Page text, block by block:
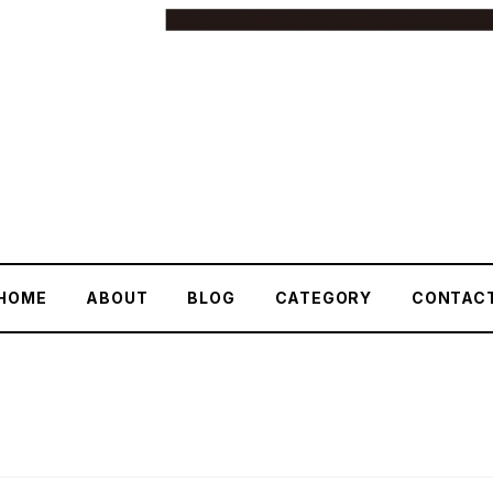
ABOUT BLOG CATEGORY